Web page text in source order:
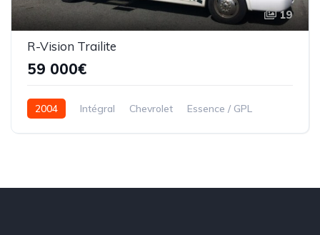
19
R-Vision Trailite
59 000€
2004 Intégral Chevrolet
Essence / GPL